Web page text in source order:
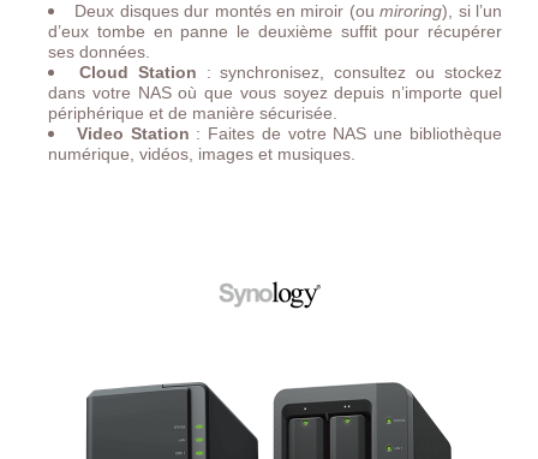
Deux disques dur montés en miroir (oumiroring), si l’un
d’eux tombe en panne le deuxième suffit pour récupérer
ses données.
Cloud Station : synchronisez, consultez ou stockez
dans votre NAS où que vous soyez depuis n’importe quel
périphérique et de manière sécurisée.
Video Station : Faites de votre NAS une bibliothèque
numérique, vidéos, images et musiques.